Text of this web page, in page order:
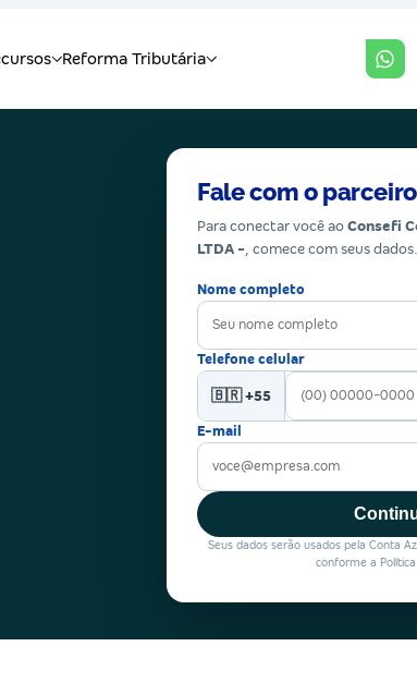
Fale com o parceiro
Para conectar você ao Consefi
LTDA -, comece com seus
Nome completo
Telefone celular
🇧🇷 +55
E-mail
Seus dados serão usados pela Conta
conforme a Política